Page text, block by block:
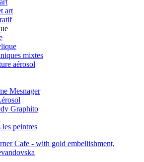
art
mixtes
aérosol
Mesnager
Graphito
les peintres